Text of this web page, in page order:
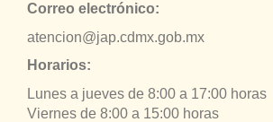
Correo electrónico:
atencion@jap.cdmx.gob.mx
Horarios:
Lunes a jueves de 8:00 a 17:00 horas
Viernes de 8:00 a 15:00 horas